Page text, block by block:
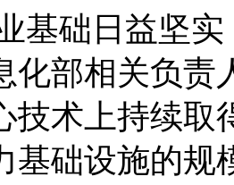
基础日益坚
化部相关负责
技术上持续取
基础设施的规